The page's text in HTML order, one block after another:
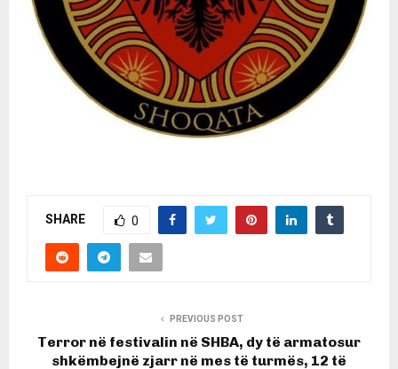
SHARE 0
PREVIOUS POST
Terror në festivalin në SHBA, dy të armatosur
shkëmbejnë zjarr në mes të turmës, 12 të